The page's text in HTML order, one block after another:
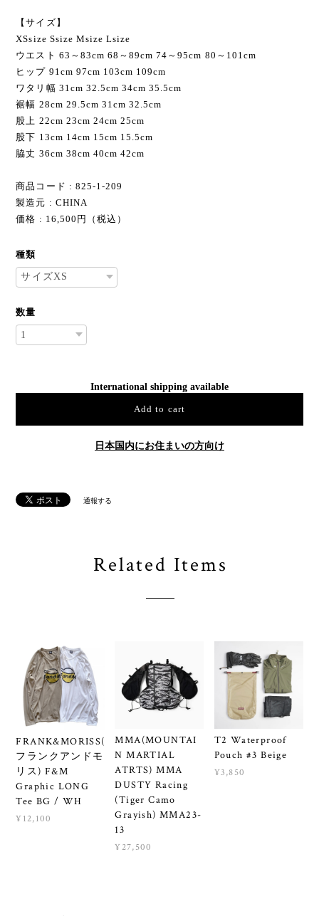
【サイズ】
XSsize Ssize Msize Lsize
ウエスト 63～83cm 68～89cm 74～95cm 80～101cm
ヒップ 91cm 97cm 103cm 109cm
ワタリ幅 31cm 32.5cm 34cm 35.5cm
裾幅 28cm 29.5cm 31cm 32.5cm
股上 22cm 23cm 24cm 25cm
股下 13cm 14cm 15cm 15.5cm
脇丈 36cm 38cm 40cm 42cm
商品コード : 825-1-209
製造元 : CHINA
価格 : 16,500円（税込）
種類
数量
International shipping available
Add to cart
日本国内にお住まいの方向け
通報する
Related Items
FRANK&MORISS(
フランクアンドモ
リス) F&M
Graphic LONG
Tee BG / WH
¥12,100
MMA(MOUNTAI
N MARTIAL
ATRTS) MMA
DUSTY Racing
(Tiger Camo
Grayish) MMA23-
13
¥27,500
T2 Waterproof
Pouch #3 Beige
¥3,850